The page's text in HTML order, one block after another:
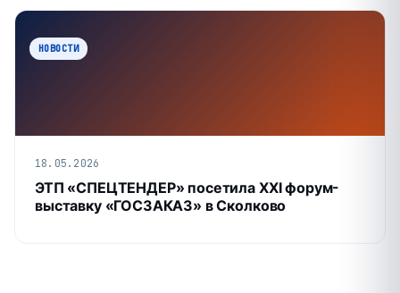
НОВОСТИ
18.05.2026
ЭТП «СПЕЦТЕНДЕР» посетила XXI форум-
выставку «ГОСЗАКАЗ» в Сколково